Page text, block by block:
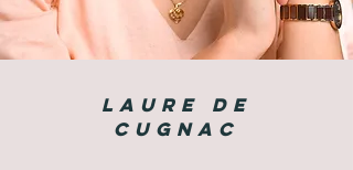
Laure de
Cugnac